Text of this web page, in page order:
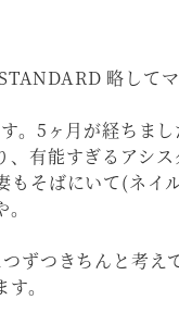
略してマ
。5ヶ月が経ちま
、有能すぎるアシ
もそばにいて(ネイ
ずつきちんと考え
。